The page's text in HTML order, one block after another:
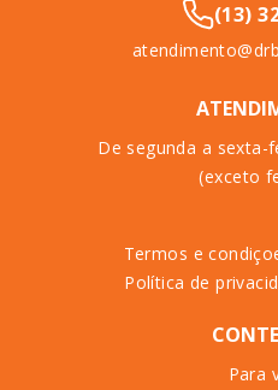
(13)
De segunda a sexta-
(exceto
Termos e
Política de
Para